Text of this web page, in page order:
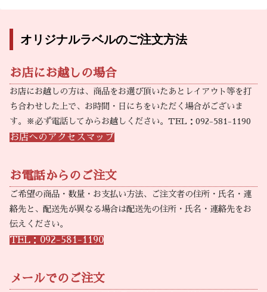
オリジナルラベルのご注文方法
お店にお越しの場合
お店にお越しの方は、商品をお選び頂いたあとレイアウト等を打
ち合わせした上で、お時間・日にちをいただく場合がございま
す。※必ず電話してからお越しください。TEL：092-581-1190
お店へのアクセスマップ
お電話からのご注文
ご希望の商品・数量・お支払い方法、ご注文者の住所・氏名・連
絡先と、配送先が異なる場合は配送先の住所・氏名・連絡先をお
伝えください。
TEL：092-581-1190
メールでのご注文